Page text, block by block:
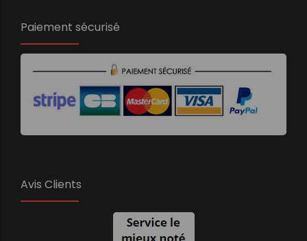
Paiement sécurisé
Avis Clients